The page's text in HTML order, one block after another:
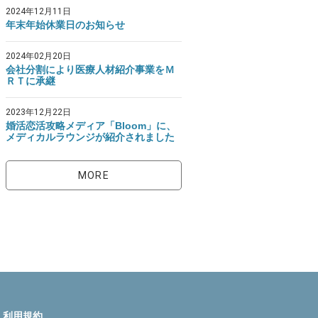
2024年12月11日
年末年始休業日のお知らせ
2024年02月20日
会社分割により医療人材紹介事業をＭ
ＲＴに承継
2023年12月22日
婚活恋活攻略メディア「Bloom」に、
メディカルラウンジが紹介されました
MORE